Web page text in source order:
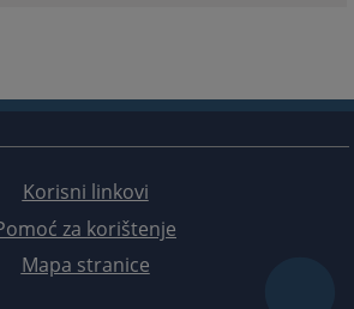
Korisni linkovi
za korištenje
Mapa stranice